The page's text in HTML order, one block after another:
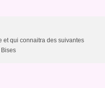
et qui connaitra des suivantes